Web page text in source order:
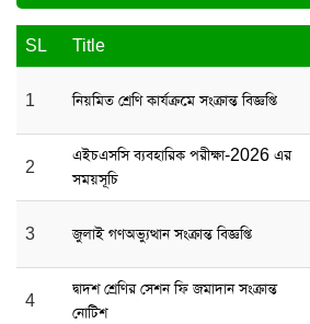
SL Title
1 নিয়মিত শ্রেণি কার্যক্রমে সংক্রান্ত বিজ্ঞপ্তি
2
এইচএসসি ব্যবহারিক পরীক্ষা-2026 এর
সময়সূচি
3 জুলাই গণঅভ্যুত্থান সংক্রান্ত বিজ্ঞপ্তি
4
দ্বাদশ শ্রেণির সেশন ফি জমাদান সংক্রান্ত
নোটিশ